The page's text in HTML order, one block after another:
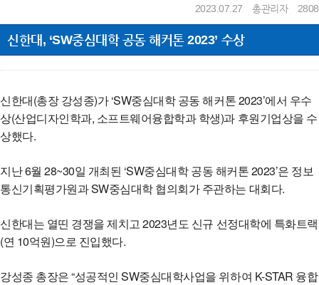
2023.07.27 총관리자 2808
신한대, ‘SW중심대학 공동 해커톤 2023’ 수상
신한대(총장 강성종)가 ‘SW중심대학 공동 해커톤 2023’에서 우수
상(산업디자인학과, 소프트웨어융합학과 학생)과 후원기업상을 수
상했다.
지난 6월 28~30일 개최된 ‘SW중심대학 공동 해커톤 2023’은 정보
통신기획평가원과 SW중심대학 협의회가 주관하는 대회다.
신한대는 열띤 경쟁을 제치고 2023년도 신규 선정대학에 특화트랙
(연 10억원)으로 진입했다.
강성종 총장은 “성공적인 SW중심대학사업을 위하여 K-STAR 융합